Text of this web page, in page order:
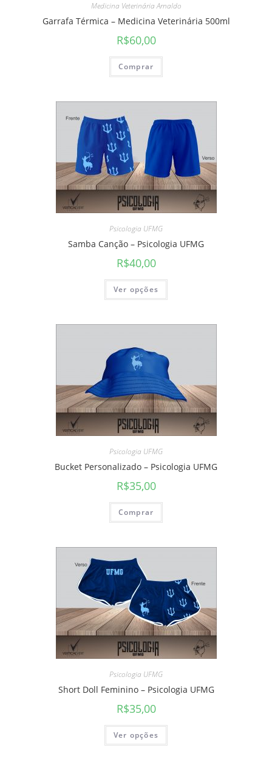
Medicina Veterinária Arnaldo
Garrafa Térmica – Medicina Veterinária 500ml
R$60,00
Comprar
Psicologia UFMG
Samba Canção – Psicologia UFMG
R$40,00
Ver opções
Psicologia UFMG
Bucket Personalizado – Psicologia UFMG
R$35,00
Comprar
Psicologia UFMG
Short Doll Feminino – Psicologia UFMG
R$35,00
Ver opções